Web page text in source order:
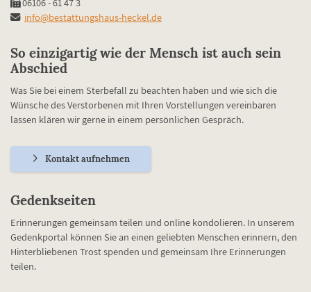
06106 - 61 47 3
info@bestattungshaus-heckel.de
So einzigartig wie der Mensch ist auch sein
Abschied
Was Sie bei einem Sterbefall zu beachten haben und wie sich die
Wünsche des Verstorbenen mit Ihren Vorstellungen vereinbaren
lassen klären wir gerne in einem persönlichen Gespräch.
Kontakt aufnehmen
Gedenkseiten
Erinnerungen gemeinsam teilen und online kondolieren. In unserem
Gedenkportal können Sie an einen geliebten Menschen erinnern, den
Hinterbliebenen Trost spenden und gemeinsam Ihre Erinnerungen
teilen.